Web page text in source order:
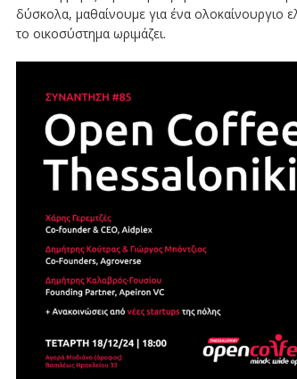
δύσκολα, μαθαίνουμε για ένα ολοκαίνουργιο
το οικοσύστημα ωριμάζει.